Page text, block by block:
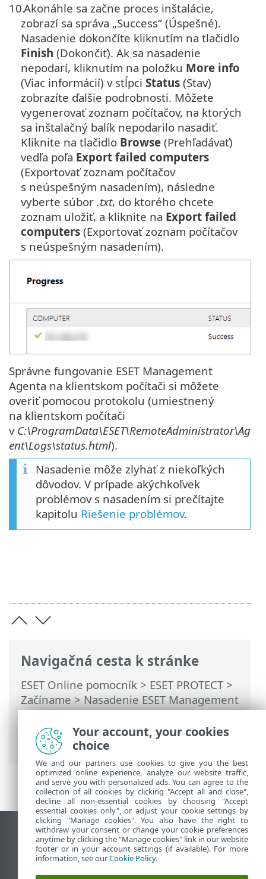
Navigačná cesta k stránke
ESET Online pomocník > ESET PROTECT>
Začíname>Nasadenie ESET Management
Agenta>Vzdialené nasadenie agenta>
ESET Remote Deployment Tool>
Vyhľadávanie počítačov v lokálnej sieti
10.Akonáhle sa začne proces inštalácie,
zobrazí sa správa „Success“ (Úspešné).
Nasadenie dokončíte kliknutím na tlačidlo
Finish (Dokončiť). Ak sa nasadenie
nepodarí, kliknutím na položku More info
(Viac informácií) v stĺpci Status (Stav)
zobrazíte ďalšie podrobnosti. Môžete
vygenerovať zoznam počítačov, na ktorých
sa inštalačný balík nepodarilo nasadiť.
Kliknite na tlačidlo Browse (Prehľadávať)
vedľa poľa Export failed computers
(Exportovať zoznam počítačov
s neúspešným nasadením), následne
vyberte súbor .txt, do ktorého chcete
zoznam uložiť, a kliknite na Export failed
computers (Exportovať zoznam počítačov
s neúspešným nasadením).
Správne fungovanie ESET Management
Agenta na klientskom počítači si môžete
overiť pomocou protokolu (umiestnený
na klientskom počítači
v C:\ProgramData\ESET\RemoteAdministrator\Ag
ent\Logs\status.html).
Nasadenie môže zlyhať z niekoľkých
dôvodov. V prípade akýchkoľvek
problémov s nasadením si prečítajte
kapitolu Riešenie problémov.
Zobraziť stránku ako na počítači
End of Life
Databáza znalostí ESET
Your account, your cookies
choice
We and our partners use cookies to give you the best
optimized online experience, analyze our website traffic,
and serve you with personalized ads. You can agree to the
collection of all cookies by clicking "Accept all and close",
decline all non-essential cookies by choosing "Accept
essential cookies only", or adjust your cookie settings by
clicking "Manage cookies". You also have the right to
withdraw your consent or change your cookie preferences
anytime by clicking the "Manage cookies" link in our website
footer or in your account settings (if available). For more
information, see ourCookie Policy.